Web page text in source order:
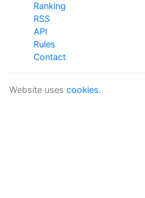
Ranking
RSS
API
Rules
Contact
Website uses cookies.